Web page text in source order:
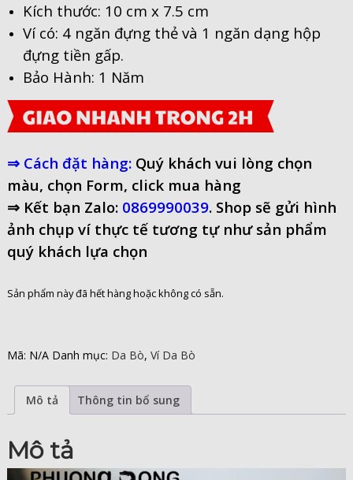
Kích thước: 10 cm x 7.5 cm
Ví có: 4 ngăn đựng thẻ và 1 ngăn dạng hộp
đựng tiền gấp.
Bảo Hành: 1 Năm
⇒ Cách đặt hàng: Quý khách vui lòng chọn
màu, chọn Form, click mua hàng
⇒ Kết bạn Zalo: 0869990039. Shop sẽ gửi hình
ảnh chụp ví thực tế tương tự như sản phẩm
quý khách lựa chọn
Sản phẩm này đã hết hàng hoặc không có sẵn.
Mã: N/A Danh mục: Da Bò, Ví Da Bò
Mô tả Thông tin bổ sung
Mô tả